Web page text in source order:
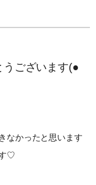
うございます(●
なかったと思います
♡